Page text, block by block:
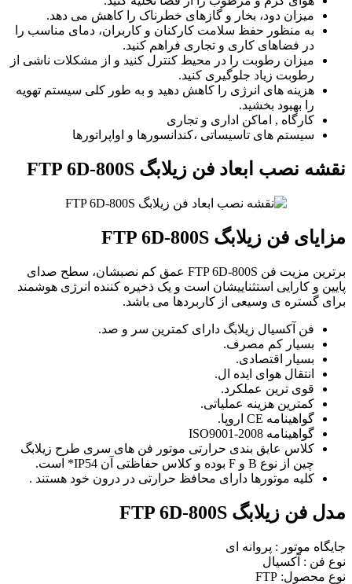
میزان دود، بخار و گازهای خطرناک را کاهش می دهد.
به منظور حفظ سلامت کارکنان و کاربران، دمای مناسب را
در فضاهای کاری و تجاری فراهم کنید.
میزان رطوبت را در محیط کنترل کنید و از مشکلات ناشی از
رطوبت زیاد جلوگیری کنید.
هزینه های انرژی را کاهش دهید و به طور کلی سیستم تهویه
را بهبود بخشید.
کارگاه , اماکن اداری و تجاری
سیستم های تاسیساتی ،کندانسورها و اواپراتورها
نقشه نصب ابعاد فن زیلابگ FTP 6D-800S
مزایای فن زیلابگ FTP 6D-800S
برترین مزیت فن FTP 6D-800S عمق کم نصبشان، سطح صدای
پایین و کارایی استثناییشان است و یک ذخیره کننده انرژی هوشمند
برای گستره ی وسیعی از کاربردها می باشد.
فن آکسیال زیلابگ دارای کمترین سر و صد.
بسیار کم مصرف.
بسیار اقتصادی.
انتقال هوای ایده ال.
قوی ترین عملکرد.
کمترین هزینه عملیاتی.
گواهینامه CE اروپا.
گواهینامه ISO9001-2008
کلاس عایق بندی حرارتی موتور فن های سری طرح زیلابگ
چین از نوع B و F بوده و کلاس حفاظتی آن IP54* است.
کلیه موتورها دارای محافظ حرارتی در درون خود هستند .
مدل فن زیلابگ FTP 6D-800S
جایگاه موتور : پروانه ای
نوع فن : آکسیال
نوع محصول: FTP